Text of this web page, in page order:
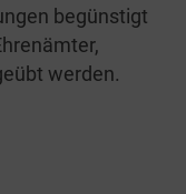
begüns­tigt
werden.